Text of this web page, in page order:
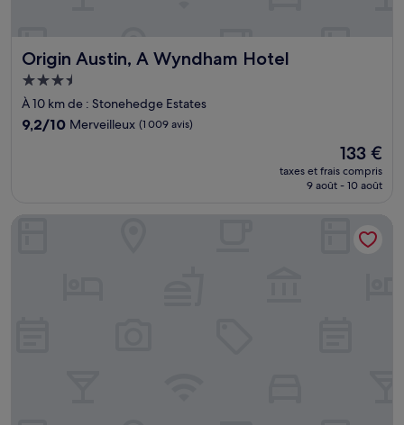
Origin Austin, A Wyndham Hotel
Origin Austin, A Wyndham Hotel
Hébergement
3.5 étoiles
À 10 km de : Stonehedge Estates
9.2
9,2/10 Merveilleux (1 009 avis)
Le
nouveau
prix
133 €
133 €
taxes et frais compris
9 août - 10 août
Red Roof Inn PLUS+ Austin South – Airport.